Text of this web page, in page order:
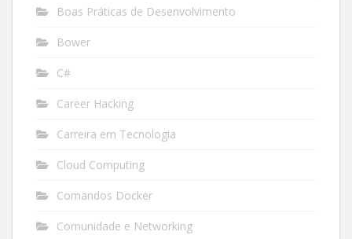
Boas Práticas de Desenvolvimento
Bower
C#
Career Hacking
Carreira em Tecnologia
Cloud Computing
Comandos Docker
Comunidade e Networking